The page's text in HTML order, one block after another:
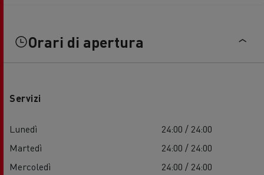
Orari di apertura
Servizi
Lunedì
24:00 / 24:00
Martedì
24:00 / 24:00
Mercoledì
24:00 / 24:00